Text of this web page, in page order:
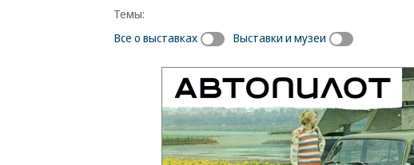
Темы:
Все о выставках
Выставки и музеи